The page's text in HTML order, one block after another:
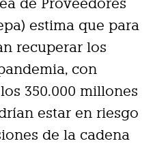
estima que para
recuperar los
con
350.000 millones
estar en riesgo
de la cadena